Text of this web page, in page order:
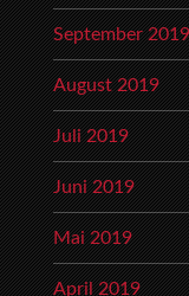
September 2019
August 2019
Juli 2019
Juni 2019
Mai 2019
April 2019